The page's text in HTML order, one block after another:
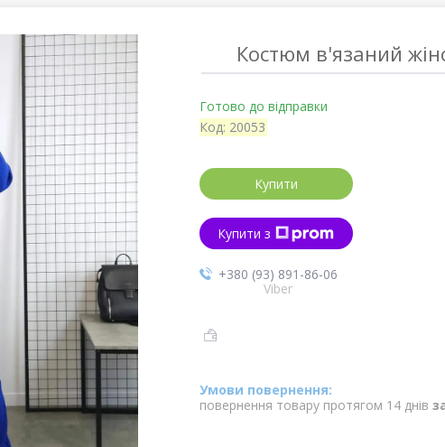
Костюм в'язаний
Готово до відправки
Код: 20053
Купити
Купити з
+380 (93) 891-86-06
Viber
повернення товару протягом 14 днів